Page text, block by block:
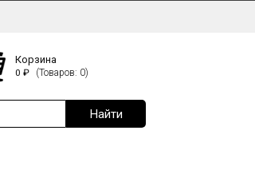
Корзина
0 ₽ (Товаров: 0)